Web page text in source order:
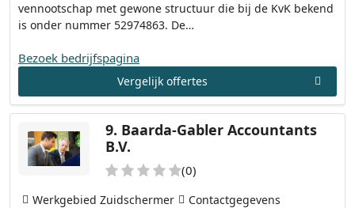
vennootschap met gewone structuur die bij de KvK bekend
is onder nummer 52974863. De…
Bezoek bedrijfspagina
Vergelijk offertes
9. Baarda-Gabler Accountants
B.V.
(0)
Werkgebied Zuidschermer
Contactgegevens